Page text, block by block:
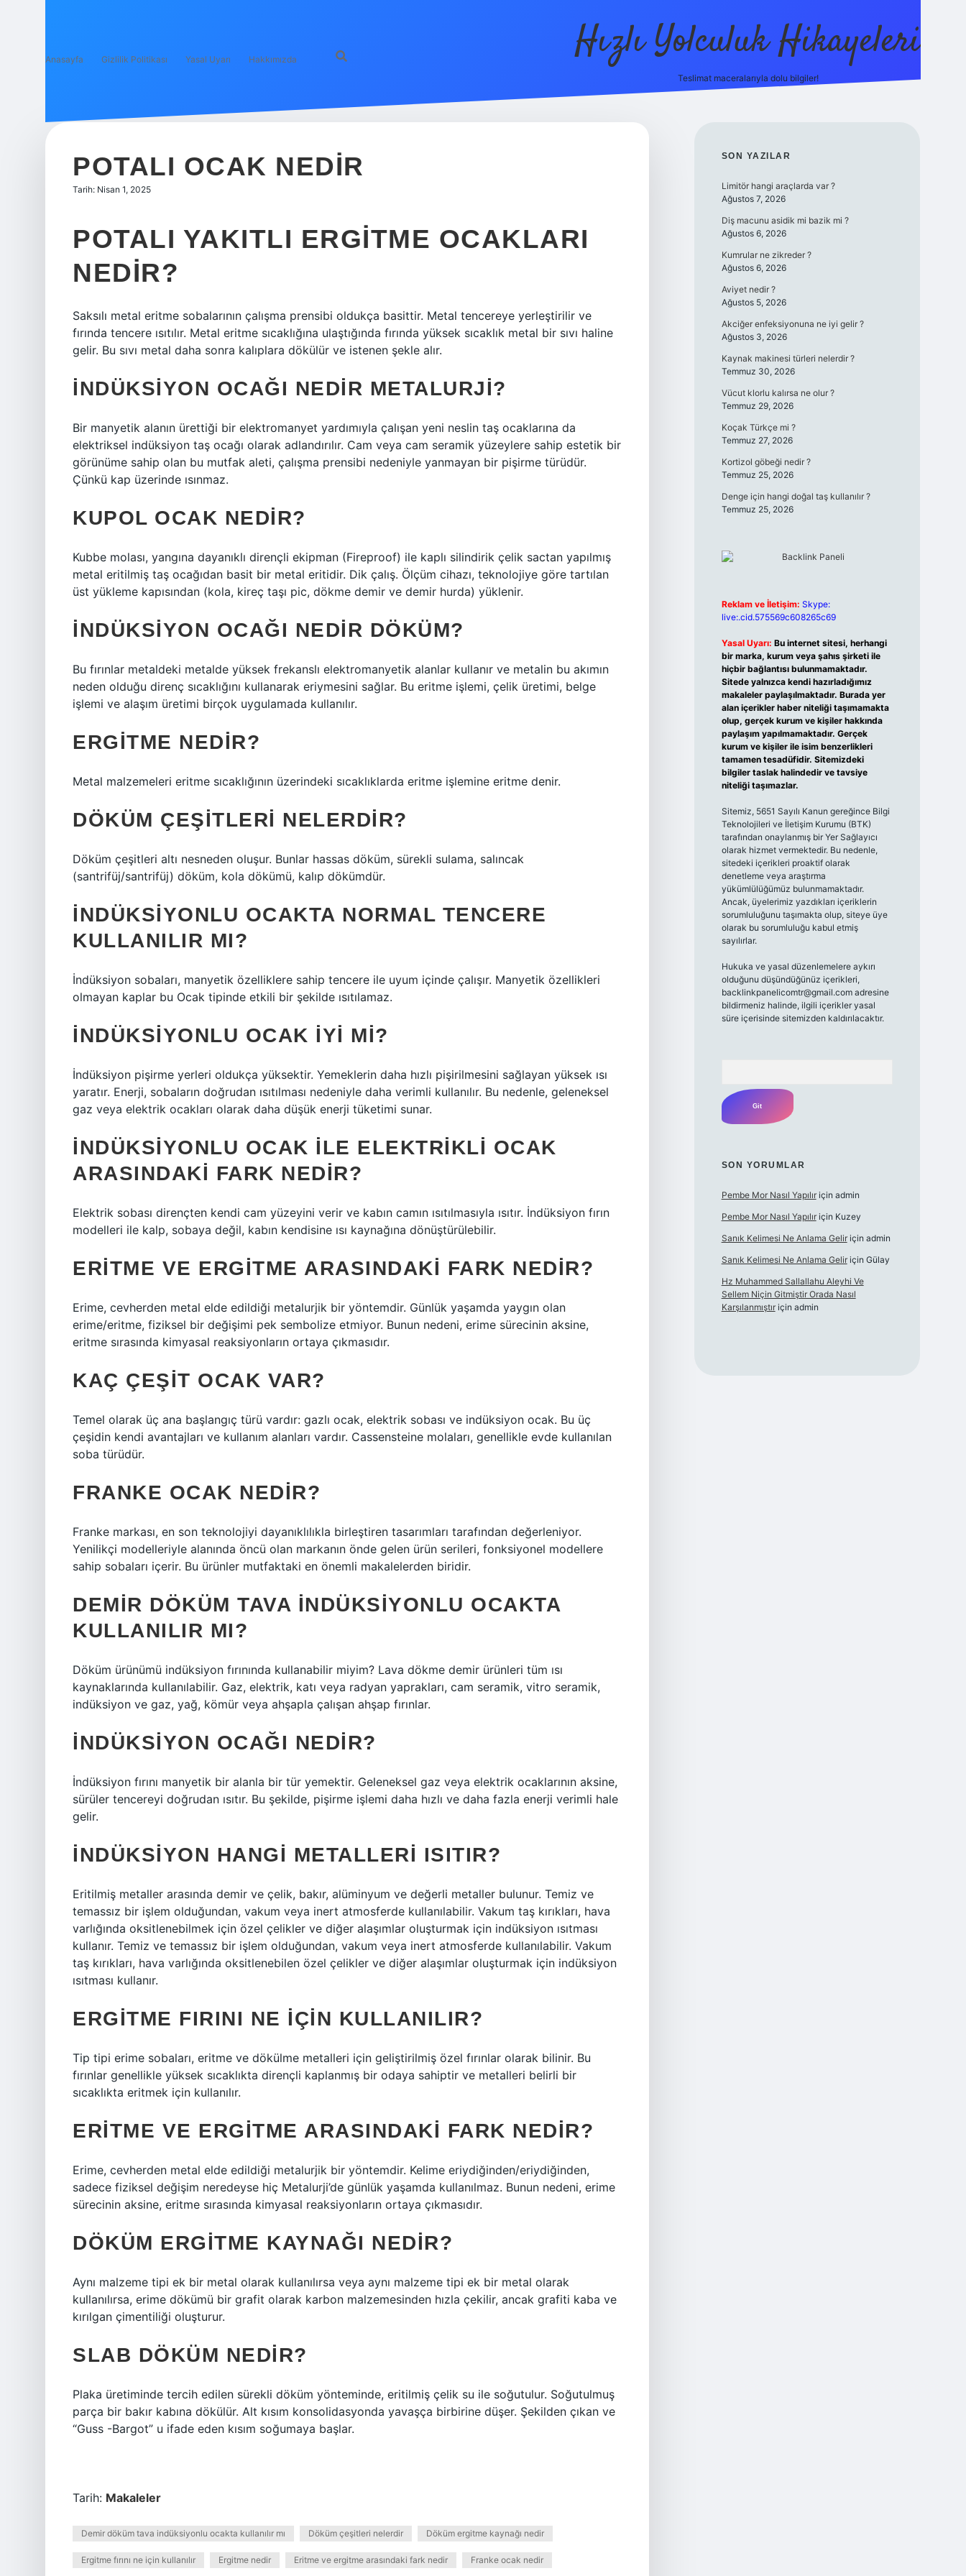
Anasayfa Gizlilik Politikası Yasal Uyarı Hakkımızda Hızlı Yolculuk Hikayeleri
Teslimat maceralarıyla dolu bilgiler!
POTALI OCAK NEDIR
Tarih: Nisan 1, 2025
POTALI YAKITLI ERGITME OCAKLARI
NEDIR?
Saksılı metal eritme sobalarının çalışma prensibi oldukça basittir. Metal tencereye yerleştirilir ve
fırında tencere ısıtılır. Metal eritme sıcaklığına ulaştığında fırında yüksek sıcaklık metal bir sıvı haline
gelir. Bu sıvı metal daha sonra kalıplara dökülür ve istenen şekle alır.
İNDÜKSIYON OCAĞI NEDIR METALURJI?
Bir manyetik alanın ürettiği bir elektromanyet yardımıyla çalışan yeni neslin taş ocaklarına da
elektriksel indüksiyon taş ocağı olarak adlandırılır. Cam veya cam seramik yüzeylere sahip estetik bir
görünüme sahip olan bu mutfak aleti, çalışma prensibi nedeniyle yanmayan bir pişirme türüdür.
Çünkü kap üzerinde ısınmaz.
KUPOL OCAK NEDIR?
Kubbe molası, yangına dayanıklı dirençli ekipman (Fireproof) ile kaplı silindirik çelik sactan yapılmış
metal eritilmiş taş ocağıdan basit bir metal eritidir. Dik çalış. Ölçüm cihazı, teknolojiye göre tartılan
üst yükleme kapısından (kola, kireç taşı pic, dökme demir ve demir hurda) yüklenir.
İNDÜKSIYON OCAĞI NEDIR DÖKÜM?
Bu fırınlar metaldeki metalde yüksek frekanslı elektromanyetik alanlar kullanır ve metalin bu akımın
neden olduğu direnç sıcaklığını kullanarak eriymesini sağlar. Bu eritme işlemi, çelik üretimi, belge
işlemi ve alaşım üretimi birçok uygulamada kullanılır.
ERGITME NEDIR?
Metal malzemeleri eritme sıcaklığının üzerindeki sıcaklıklarda eritme işlemine eritme denir.
DÖKÜM ÇEŞITLERI NELERDIR?
Döküm çeşitleri altı nesneden oluşur. Bunlar hassas döküm, sürekli sulama, salıncak
(santrifüj/santrifüj) döküm, kola dökümü, kalıp dökümdür.
İNDÜKSIYONLU OCAKTA NORMAL TENCERE
KULLANILIR MI?
İndüksiyon sobaları, manyetik özelliklere sahip tencere ile uyum içinde çalışır. Manyetik özellikleri
olmayan kaplar bu Ocak tipinde etkili bir şekilde ısıtılamaz.
İNDÜKSIYONLU OCAK IYI MI?
İndüksiyon pişirme yerleri oldukça yüksektir. Yemeklerin daha hızlı pişirilmesini sağlayan yüksek ısı
yaratır. Enerji, sobaların doğrudan ısıtılması nedeniyle daha verimli kullanılır. Bu nedenle, geleneksel
gaz veya elektrik ocakları olarak daha düşük enerji tüketimi sunar.
İNDÜKSIYONLU OCAK ILE ELEKTRIKLI OCAK
ARASINDAKI FARK NEDIR?
Elektrik sobası dirençten kendi cam yüzeyini verir ve kabın camın ısıtılmasıyla ısıtır. İndüksiyon fırın
modelleri ile kalp, sobaya değil, kabın kendisine ısı kaynağına dönüştürülebilir.
ERITME VE ERGITME ARASINDAKI FARK NEDIR?
Erime, cevherden metal elde edildiği metalurjik bir yöntemdir. Günlük yaşamda yaygın olan
erime/eritme, fiziksel bir değişimi pek sembolize etmiyor. Bunun nedeni, erime sürecinin aksine,
eritme sırasında kimyasal reaksiyonların ortaya çıkmasıdır.
KAÇ ÇEŞIT OCAK VAR?
Temel olarak üç ana başlangıç ​​türü vardır: gazlı ocak, elektrik sobası ve indüksiyon ocak. Bu üç
çeşidin kendi avantajları ve kullanım alanları vardır. Cassensteine ​​molaları, genellikle evde kullanılan
soba türüdür.
FRANKE OCAK NEDIR?
Franke markası, en son teknolojiyi dayanıklılıkla birleştiren tasarımları tarafından değerleniyor.
Yenilikçi modelleriyle alanında öncü olan markanın önde gelen ürün serileri, fonksiyonel modellere
sahip sobaları içerir. Bu ürünler mutfaktaki en önemli makalelerden biridir.
DEMIR DÖKÜM TAVA INDÜKSIYONLU OCAKTA
KULLANILIR MI?
Döküm ürünümü indüksiyon fırınında kullanabilir miyim? Lava dökme demir ürünleri tüm ısı
kaynaklarında kullanılabilir. Gaz, elektrik, katı veya radyan yaprakları, cam seramik, vitro seramik,
indüksiyon ve gaz, yağ, kömür veya ahşapla çalışan ahşap fırınlar.
İNDÜKSIYON OCAĞI NEDIR?
İndüksiyon fırını manyetik bir alanla bir tür yemektir. Geleneksel gaz veya elektrik ocaklarının aksine,
sürüler tencereyi doğrudan ısıtır. Bu şekilde, pişirme işlemi daha hızlı ve daha fazla enerji verimli hale
gelir.
İNDÜKSIYON HANGI METALLERI ISITIR?
Eritilmiş metaller arasında demir ve çelik, bakır, alüminyum ve değerli metaller bulunur. Temiz ve
temassız bir işlem olduğundan, vakum veya inert atmosferde kullanılabilir. Vakum taş kırıkları, hava
varlığında oksitlenebilmek için özel çelikler ve diğer alaşımlar oluşturmak için indüksiyon ısıtması
kullanır. Temiz ve temassız bir işlem olduğundan, vakum veya inert atmosferde kullanılabilir. Vakum
taş kırıkları, hava varlığında oksitlenebilen özel çelikler ve diğer alaşımlar oluşturmak için indüksiyon
ısıtması kullanır.
ERGITME FIRINI NE IÇIN KULLANILIR?
Tip tipi erime sobaları, eritme ve dökülme metalleri için geliştirilmiş özel fırınlar olarak bilinir. Bu
fırınlar genellikle yüksek sıcaklıkta dirençli kaplanmış bir odaya sahiptir ve metalleri belirli bir
sıcaklıkta eritmek için kullanılır.
ERITME VE ERGITME ARASINDAKI FARK NEDIR?
Erime, cevherden metal elde edildiği metalurjik bir yöntemdir. Kelime eriydiğinden/eriydiğinden,
sadece fiziksel değişim neredeyse hiç Metalurji’de günlük yaşamda kullanılmaz. Bunun nedeni, erime
sürecinin aksine, eritme sırasında kimyasal reaksiyonların ortaya çıkmasıdır.
DÖKÜM ERGITME KAYNAĞI NEDIR?
Aynı malzeme tipi ek bir metal olarak kullanılırsa veya aynı malzeme tipi ek bir metal olarak
kullanılırsa, erime dökümü bir grafit olarak karbon malzemesinden hızla çekilir, ancak grafiti kaba ve
kırılgan çimentiliği oluşturur.
SLAB DÖKÜM NEDIR?
Plaka üretiminde tercih edilen sürekli döküm yönteminde, eritilmiş çelik su ile soğutulur. Soğutulmuş
parça bir bakır kabına dökülür. Alt kısım konsolidasyonda yavaşça birbirine düşer. Şekilden çıkan ve
“Guss -Bargot” u ifade eden kısım soğumaya başlar.
Tarih: Makaleler
Demir döküm tava indüksiyonlu ocakta kullanılır mı Döküm çeşitleri nelerdir Döküm ergitme kaynağı nedir
Ergitme fırını ne için kullanılır Ergitme nedir Eritme ve ergitme arasındaki fark nedir Franke ocak nedir
SIDEBAR
SON YAZILAR
Limitör hangi araçlarda var ?
Ağustos 7, 2026
Diş macunu asidik mi bazik mi ?
Ağustos 6, 2026
Kumrular ne zikreder ?
Ağustos 6, 2026
Aviyet nedir ?
Ağustos 5, 2026
Akciğer enfeksiyonuna ne iyi gelir ?
Ağustos 3, 2026
Kaynak makinesi türleri nelerdir ?
Temmuz 30, 2026
Vücut klorlu kalırsa ne olur ?
Temmuz 29, 2026
Koçak Türkçe mi ?
Temmuz 27, 2026
Kortizol göbeği nedir ?
Temmuz 25, 2026
Denge için hangi doğal taş kullanılır ?
Temmuz 25, 2026
Reklam ve İletişim: Skype:
live:.cid.575569c608265c69
Yasal Uyarı: Bu internet sitesi, herhangi
bir marka, kurum veya şahıs şirketi ile
hiçbir bağlantısı bulunmamaktadır.
Sitede yalnızca kendi hazırladığımız
makaleler paylaşılmaktadır. Burada yer
alan içerikler haber niteliği taşımamakta
olup, gerçek kurum ve kişiler hakkında
paylaşım yapılmamaktadır. Gerçek
kurum ve kişiler ile isim benzerlikleri
tamamen tesadüfidir. Sitemizdeki
bilgiler taslak halindedir ve tavsiye
niteliği taşımazlar.
Sitemiz, 5651 Sayılı Kanun gereğince Bilgi
Teknolojileri ve İletişim Kurumu (BTK)
tarafından onaylanmış bir Yer Sağlayıcı
olarak hizmet vermektedir. Bu nedenle,
sitedeki içerikleri proaktif olarak
denetleme veya araştırma
yükümlülüğümüz bulunmamaktadır.
Ancak, üyelerimiz yazdıkları içeriklerin
sorumluluğunu taşımakta olup, siteye üye
olarak bu sorumluluğu kabul etmiş
sayılırlar.
Hukuka ve yasal düzenlemelere aykırı
olduğunu düşündüğünüz içerikleri,
backlinkpanelicomtr@gmail.comadresine
bildirmeniz halinde, ilgili içerikler yasal
süre içerisinde sitemizden kaldırılacaktır.
SON YORUMLAR
Pembe Mor Nasıl Yapılıriçin admin
Pembe Mor Nasıl Yapılıriçin Kuzey
Sanık Kelimesi Ne Anlama Geliriçin admin
Sanık Kelimesi Ne Anlama Geliriçin Gülay
Hz Muhammed Sallallahu Aleyhi Ve
Sellem Niçin Gitmiştir Orada Nasıl
Karşılanmıştıriçin admin